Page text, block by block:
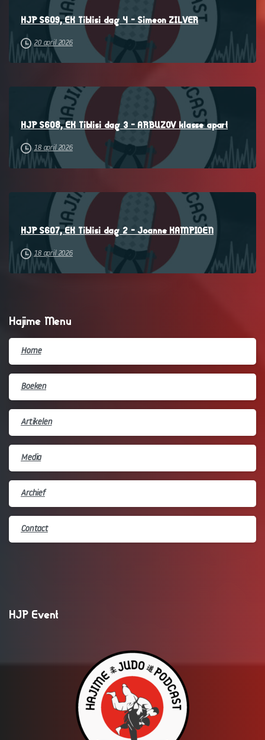
HJP S609, EK Tiblisi dag 4 – Simeon ZILVER
20 april 2026
HJP S608, EK Tiblisi dag 3 – ARBUZOV klasse apart
18 april 2026
HJP S607, EK Tiblisi dag 2 – Joanne KAMPIOEN
18 april 2026
Hajime Menu
Home
Boeken
Artikelen
Media
Archief
Contact
HJP Event